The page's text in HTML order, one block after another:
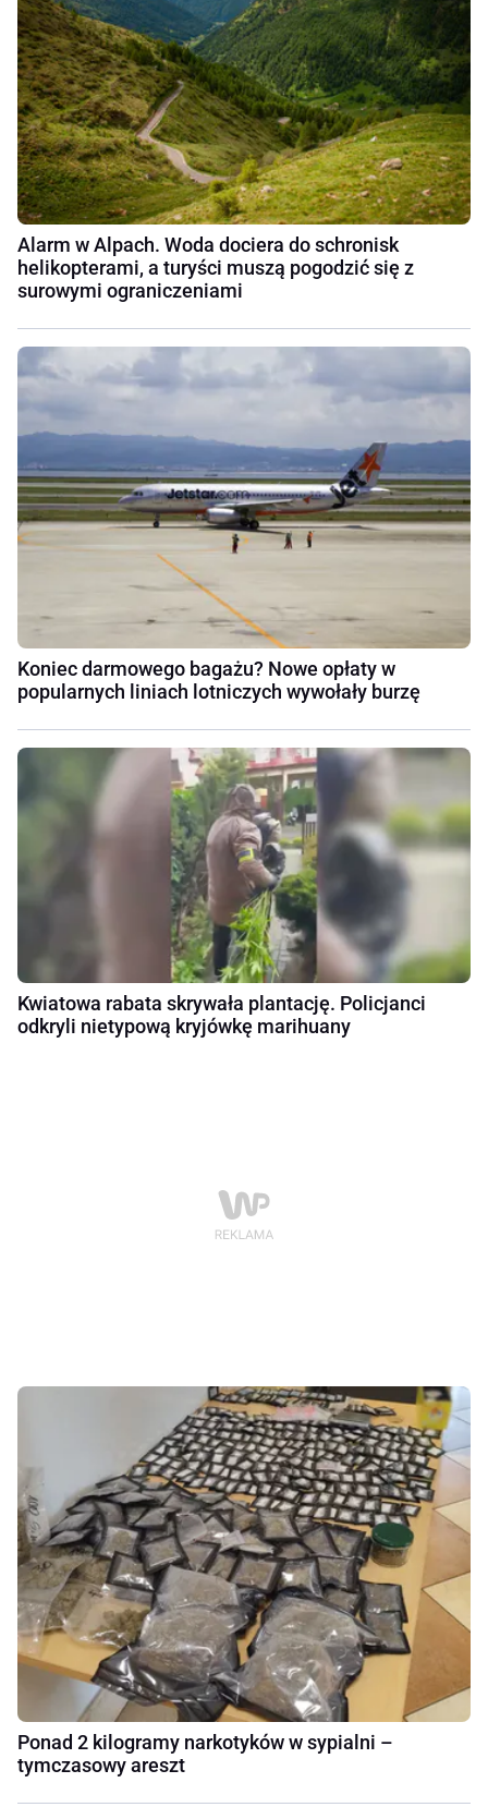
Alarm w Alpach. Woda dociera do schronisk
helikopterami, a turyści muszą pogodzić się z
surowymi ograniczeniami
Koniec darmowego bagażu? Nowe opłaty w
popularnych liniach lotniczych wywołały burzę
Kwiatowa rabata skrywała plantację. Policjanci
odkryli nietypową kryjówkę marihuany
Ponad 2 kilogramy narkotyków w sypialni –
tymczasowy areszt